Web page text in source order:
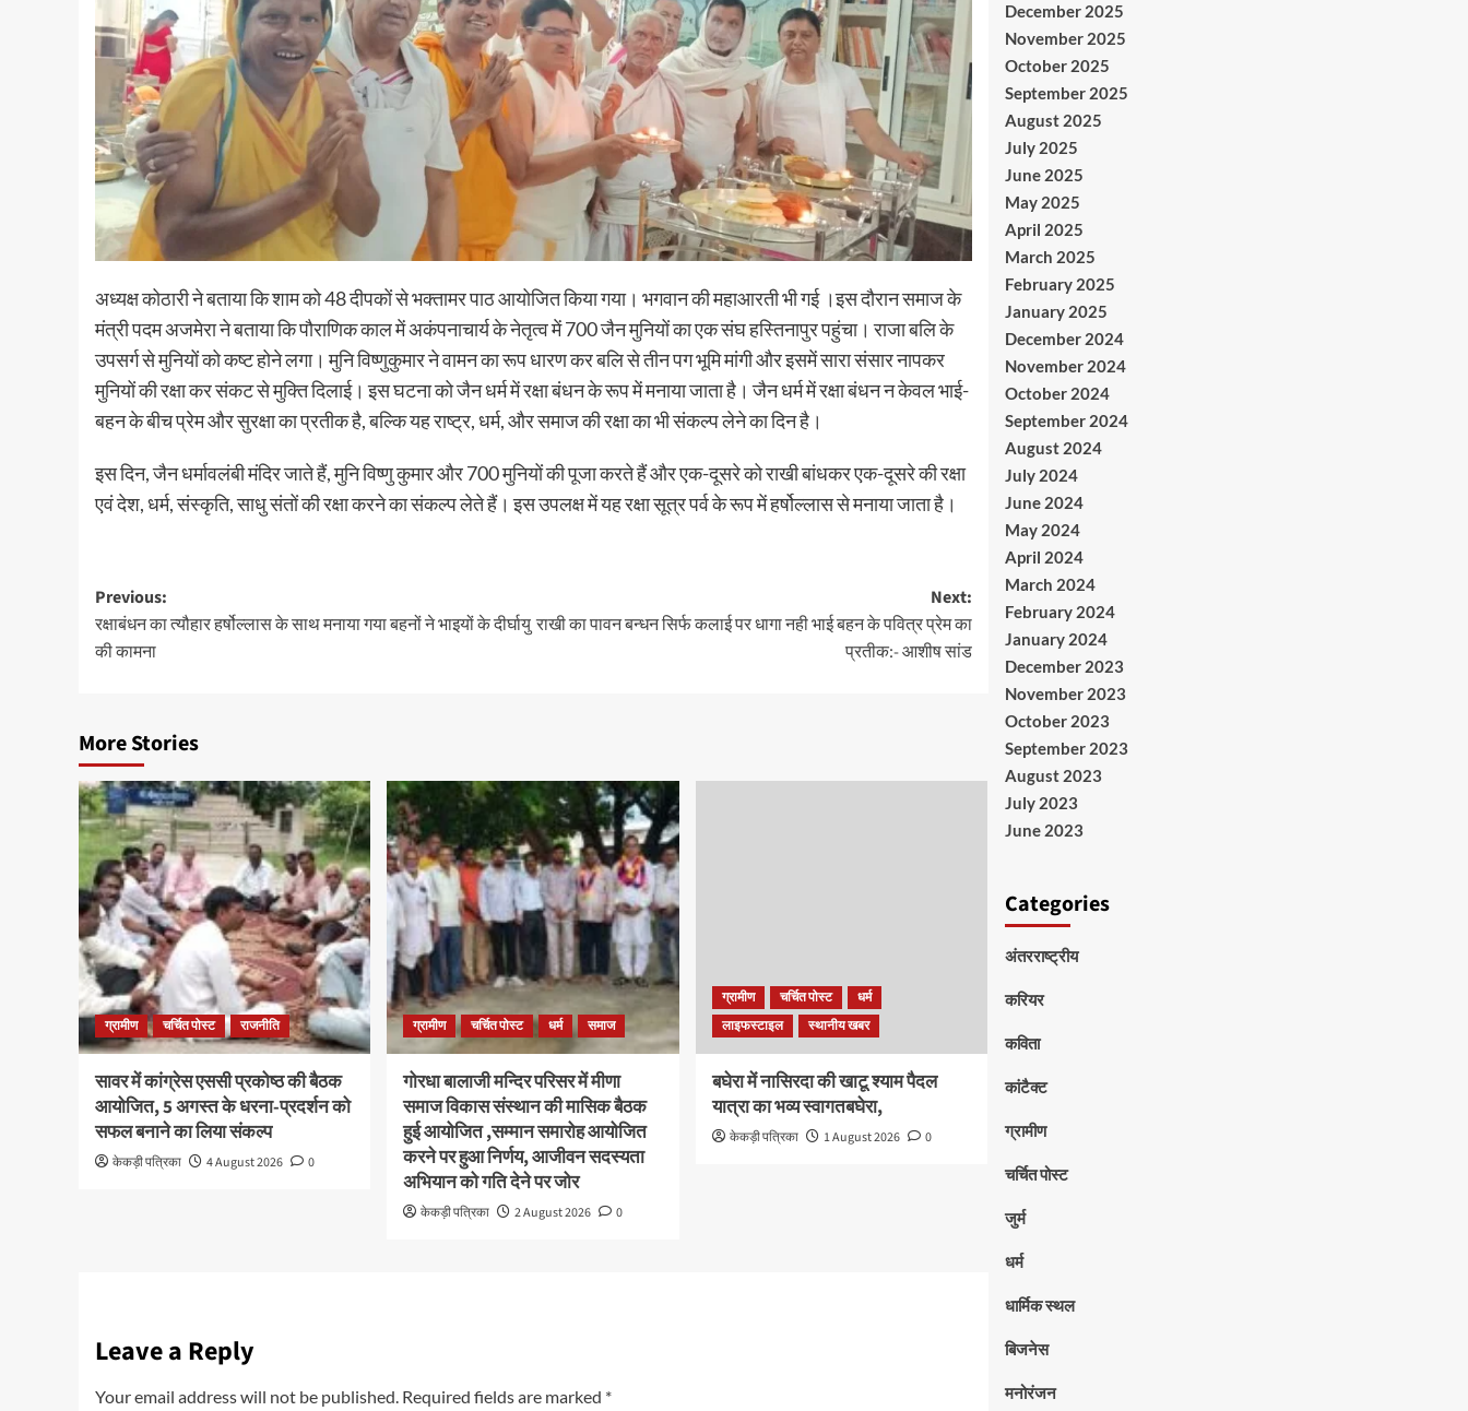
अध्यक्ष कोठारी ने बताया कि शाम को 48 दीपकों से भक्तामर पाठ आयोजित किया गया। भगवान की महाआरती भी गई ।इस दौरान समाज के
मंत्री पदम अजमेरा ने बताया कि पौराणिक काल में अकंपनाचार्य के नेतृत्व में 700 जैन मुनियों का एक संघ हस्तिनापुर पहुंचा। राजा बलि के
उपसर्ग से मुनियों को कष्ट होने लगा। मुनि विष्णुकुमार ने वामन का रूप धारण कर बलि से तीन पग भूमि मांगी और इसमें सारा संसार नापकर
मुनियों की रक्षा कर संकट से मुक्ति दिलाई। इस घटना को जैन धर्म में रक्षा बंधन के रूप में मनाया जाता है। जैन धर्म में रक्षा बंधन न केवल भाई-
बहन के बीच प्रेम और सुरक्षा का प्रतीक है, बल्कि यह राष्ट्र, धर्म, और समाज की रक्षा का भी संकल्प लेने का दिन है।
इस दिन, जैन धर्मावलंबी मंदिर जाते हैं, मुनि विष्णु कुमार और 700 मुनियों की पूजा करते हैं और एक-दूसरे को राखी बांधकर एक-दूसरे की रक्षा
एवं देश, धर्म, संस्कृति, साधु संतों की रक्षा करने का संकल्प लेते हैं। इस उपलक्ष में यह रक्षा सूत्र पर्व के रूप में हर्षोल्लास से मनाया जाता है।
Previous:
रक्षाबंधन का त्यौहार हर्षोल्लास के साथ मनाया गया बहनों ने भाइयों के दीर्घायु
की कामना
Next:
राखी का पावन बन्धन सिर्फ कलाई पर धागा नही भाई बहन के पवित्र प्रेम का
प्रतीक:- आशीष सांड
More Stories
ग्रामीण चर्चित पोस्ट राजनीति
सावर में कांग्रेस एससी प्रकोष्ठ की बैठक
आयोजित, 5 अगस्त के धरना-प्रदर्शन को
सफल बनाने का लिया संकल्प
केकड़ी पत्रिका 4 August 2026 0
ग्रामीण चर्चित पोस्ट धर्म समाज
गोरधा बालाजी मन्दिर परिसर में मीणा
समाज विकास संस्थान की मासिक बैठक
हुई आयोजित ,सम्मान समारोह आयोजित
करने पर हुआ निर्णय, आजीवन सदस्यता
अभियान को गति देने पर जोर
केकड़ी पत्रिका 2 August 2026 0
ग्रामीण चर्चित पोस्ट
धर्म
लाइफस्टाइल
स्थानीय खबर
बघेरा में नासिरदा की खाटू श्याम पैदल
यात्रा का भव्य स्वागतबघेरा,
केकड़ी पत्रिका 1 August 2026 0
Leave a Reply
Your email address will not be published. Required fields are marked *
December 2025
November 2025
October 2025
September 2025
August 2025
July 2025
June 2025
May 2025
April 2025
March 2025
February 2025
January 2025
December 2024
November 2024
October 2024
September 2024
August 2024
July 2024
June 2024
May 2024
April 2024
March 2024
February 2024
January 2024
December 2023
November 2023
October 2023
September 2023
August 2023
July 2023
June 2023
Categories
अंतरराष्ट्रीय
करियर
कविता
कांटैक्ट
ग्रामीण
चर्चित पोस्ट
जुर्म
धर्म
धार्मिक स्थल
बिजनेस
मनोरंजन